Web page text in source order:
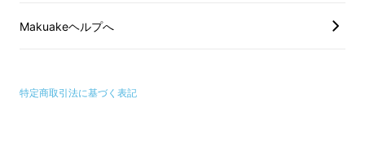
Makuakeヘルプへ
特定商取引法に基づく表記